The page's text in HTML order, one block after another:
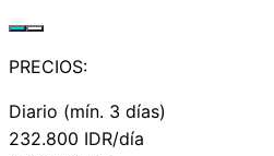
PRECIOS:
Diario (mín. 3 días)
232.800 IDR/día